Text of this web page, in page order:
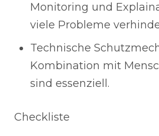
Monitoring und
viele Probleme
Technische
Kombination mit
sind essenziell.
Checkliste